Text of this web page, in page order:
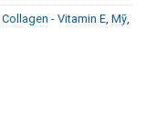
Collagen - Vitamin E Mỹ